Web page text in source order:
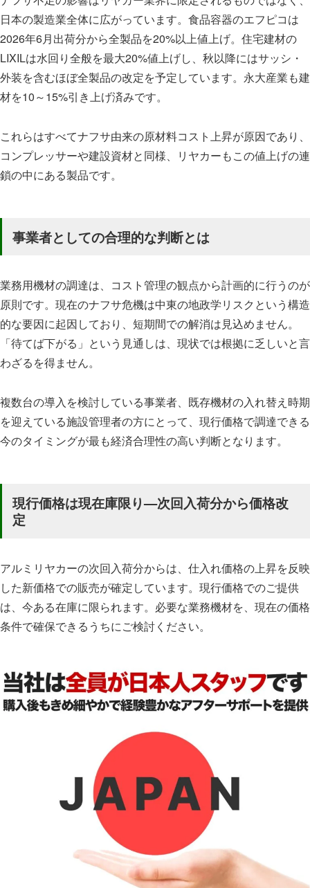
日本の製造業全体に広がっています。食品容器のエフピコは
2026年6月出荷分から全製品を20%以上値上げ。住宅建材の
LIXILは水回り全般を最大20%値上げし、秋以降にはサッシ・
外装を含むほぼ全製品の改定を予定しています。永大産業も建
材を10～15%引き上げ済みです。
これらはすべてナフサ由来の原材料コスト上昇が原因であり、
コンプレッサーや建設資材と同様、リヤカーもこの値上げの連
鎖の中にある製品です。
事業者としての合理的な判断とは
業務用機材の調達は、コスト管理の観点から計画的に行うのが
原則です。現在のナフサ危機は中東の地政学リスクという構造
的な要因に起因しており、短期間での解消は見込めません。
「待てば下がる」という見通しは、現状では根拠に乏しいと言
わざるを得ません。
複数台の導入を検討している事業者、既存機材の入れ替え時期
を迎えている施設管理者の方にとって、現行価格で調達できる
今のタイミングが最も経済合理性の高い判断となります。
現行価格は現在庫限り—次回入荷分から価格改
定
アルミリヤカーの次回入荷分からは、仕入れ価格の上昇を反映
した新価格での販売が確定しています。現行価格でのご提供
は、今ある在庫に限られます。必要な業務機材を、現在の価格
条件で確保できるうちにご検討ください。